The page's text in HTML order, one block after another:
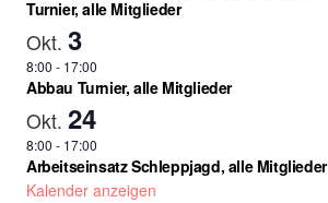
Turnier, alle Mitglieder
Okt. 3
8:00 - 17:00
Abbau Turnier, alle Mitglieder
Okt. 24
8:00 - 17:00
Arbeitseinsatz Schleppjagd, alle Mitglieder
Kalender anzeigen